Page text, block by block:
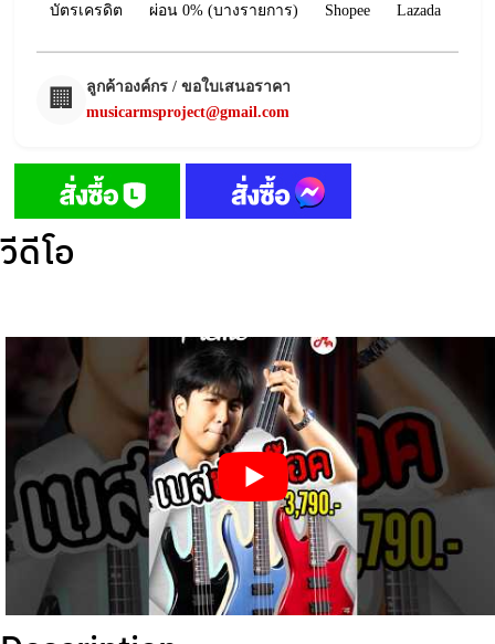
บัตรเครดิต ผ่อน 0% (บางรายการ) Shopee Lazada
🏢
ลูกค้าองค์กร / ขอใบเสนอราคา
musicarmsproject@gmail.com
วีดีโอ